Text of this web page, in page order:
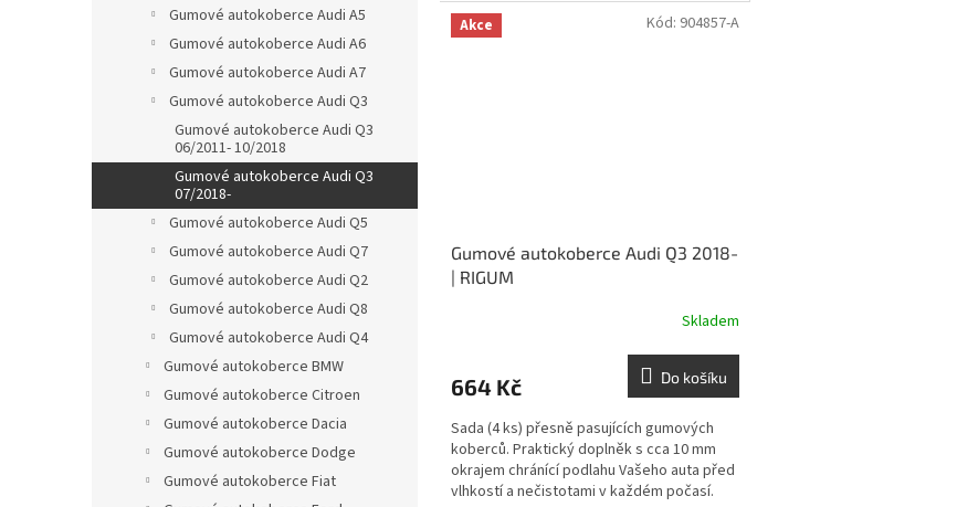
Gumové autokoberce Audi A5
Gumové autokoberce Audi A6
Gumové autokoberce Audi A7
Gumové autokoberce Audi Q3
Gumové autokoberce Audi Q3
06/2011- 10/2018
Gumové autokoberce Audi Q3
07/2018-
Gumové autokoberce Audi Q5
Gumové autokoberce Audi Q7
Gumové autokoberce Audi Q2
Gumové autokoberce Audi Q8
Gumové autokoberce Audi Q4
Gumové autokoberce BMW
Gumové autokoberce Citroen
Gumové autokoberce Dacia
Gumové autokoberce Dodge
Gumové autokoberce Fiat
Akce
Gumové autokoberce Audi Q3 2018-
| RIGUM
Skladem
664 Kč Do košíku
Sada (4 ks) přesně pasujících gumových
koberců. Praktický doplněk s cca 10 mm
okrajem chránící podlahu Vašeho auta před
vlhkostí a nečistotami v každém počasí.
Kód: 904857-A